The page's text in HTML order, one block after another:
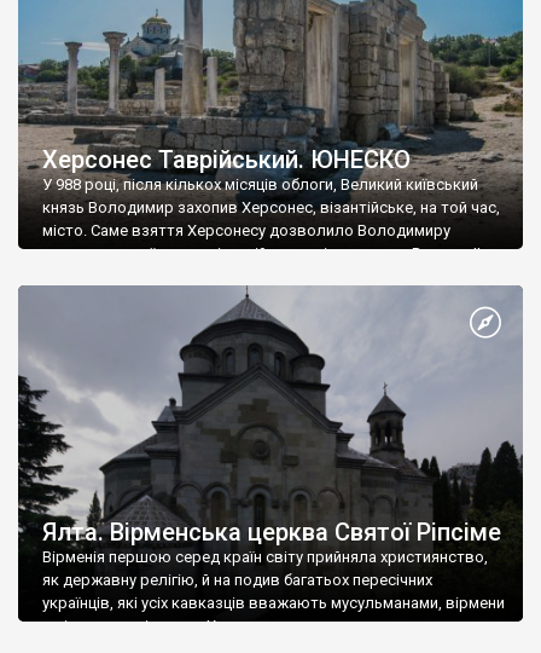
Херсонес Таврійський. ЮНЕСКО
У 988 році, після кількох місяців облоги, Великий київський
князь Володимир захопив Херсонес, візантійське, на той час,
місто. Саме взяття Херсонесу дозволило Володимиру
диктувати свої умови візантійському імператору Василю ІІ, та
Херсонесі Володимир-язичник, став Василем-християнином.
А потім було Хрещення Русі. На честь Херсонесу Таврійського
Ялта. Вірменська церква Святої Ріпсіме
Вірменія першою серед країн світу прийняла християнство,
як державну релігію, й на подив багатьох пересічних
українців, які усіх кавказців вважають мусульманами, вірмени
є відданими вірянами Христа